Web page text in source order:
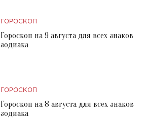
ГОРОСКОП
Гороскоп на 9 августа для всех знаков
зодиака
ГОРОСКОП
Гороскоп на 8 августа для всех знаков
зодиака